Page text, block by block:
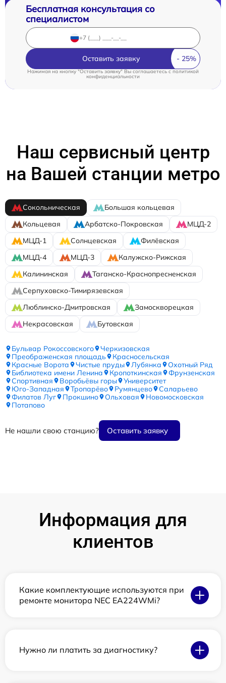
Бесплатная консультация со
специалистом
Оставить заявку
Нажимая на кнопку "Оставить заявку" Вы соглашаетесь cполитикой
конфиденциальности
Наш сервисный центр
на Вашей станции метро
Сокольническая
Большая кольцевая
Кольцевая
Арбатско-Покровская
МЦД-2
МЦД-1
Солнцевская
Филёвская
МЦД-4
МЦД-3
Калужско-Рижская
Калининская
Таганско-Краснопресненская
Серпуховско-Тимирязевская
Люблинско-Дмитровская
Замоскворецкая
Некрасовская
Бутовская
Бульвар Рокоссовского
Черкизовская
Преображенская площадь
Красносельская
Красные Ворота
Чистые пруды Лубянка
Охотный Ряд
Библиотека имени Ленина
Кропоткинская
Фрунзенская
Спортивная
Воробьёвы горы
Университет
Юго-Западная
Тропарёво Румянцево
Саларьево
Филатов Луг
Прокшино Ольховая
Новомосковская
Потапово
Не нашли свою станцию? Оставить заявку
Информация для
клиентов
Какие комплектующие используются при
ремонте монитора NEC EA224WMi?
Нужно ли платить за диагностику?